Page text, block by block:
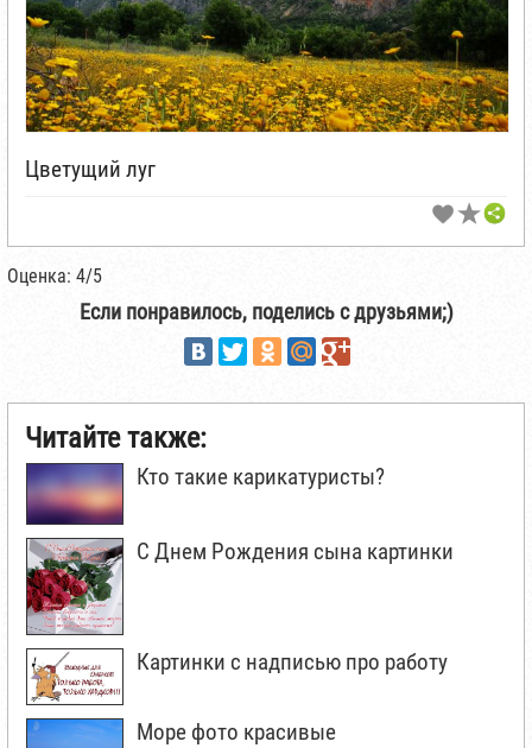
Цветущий луг
Оценка: 4/5
Если понравилось, поделись с друзьями;)
Читайте также:
Кто такие карикатуристы?
С Днем Рождения сына картинки
Картинки с надписью про работу
Море фото красивые